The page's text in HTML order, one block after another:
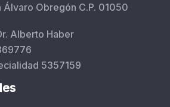
Álvaro Obregón C.P. 01050
Alberto Haber
5357159